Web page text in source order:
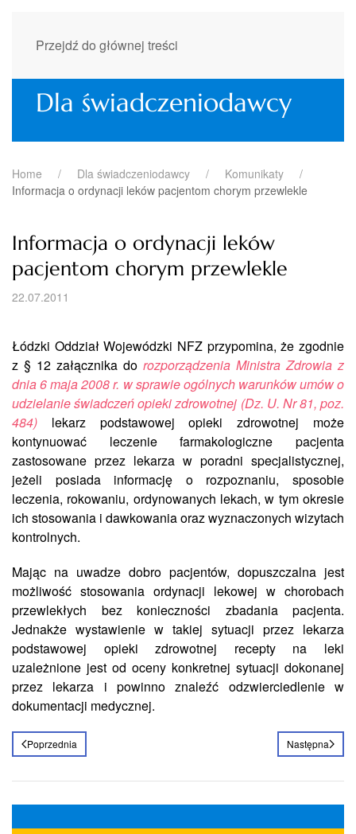
Przejdź do głównej treści
Dla świadczeniodawcy
Home Dla świadczeniodawcy
Komunikaty
Informacja o ordynacji leków pacjentom chorym przewlekle
Informacja o ordynacji leków
pacjentom chorym przewlekle
22.07.2011
Łódzki Oddział Wojewódzki NFZ przypomina, że zgodnie
z § 12 załącznika do rozporządzenia Ministra Zdrowia z
dnia 6 maja 2008 r. w sprawie ogólnych warunków umów o
udzielanie świadczeń opieki zdrowotnej (Dz. U. Nr 81, poz.
484) lekarz podstawowej opieki zdrowotnej może
kontynuować leczenie farmakologiczne pacjenta
zastosowane przez lekarza w poradni specjalistycznej,
jeżeli posiada informację o rozpoznaniu, sposobie
leczenia, rokowaniu, ordynowanych lekach, w tym okresie
ich stosowania i dawkowania oraz wyznaczonych wizytach
kontrolnych.
Mając na uwadze dobro pacjentów, dopuszczalna jest
możliwość stosowania ordynacji lekowej w chorobach
przewlekłych bez konieczności zbadania pacjenta.
Jednakże wystawienie w takiej sytuacji przez lekarza
podstawowej opieki zdrowotnej recepty na leki
uzależnione jest od oceny konkretnej sytuacji dokonanej
przez lekarza i powinno znaleźć odzwierciedlenie w
dokumentacji medycznej.
Poprzednia Następna